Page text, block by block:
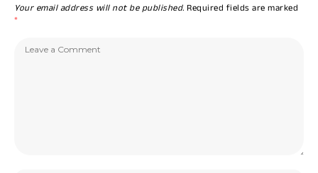
Your email address will not be published. Required fields are marked
*